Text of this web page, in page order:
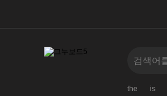
the is